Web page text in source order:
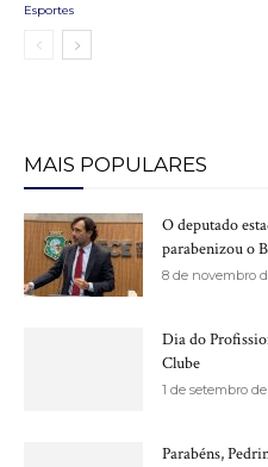
Esportes
MAIS POPULARES
O deputado
parabenizou o
8 de novembro
Dia do
Clube
1 de setembro de
Parabéns,